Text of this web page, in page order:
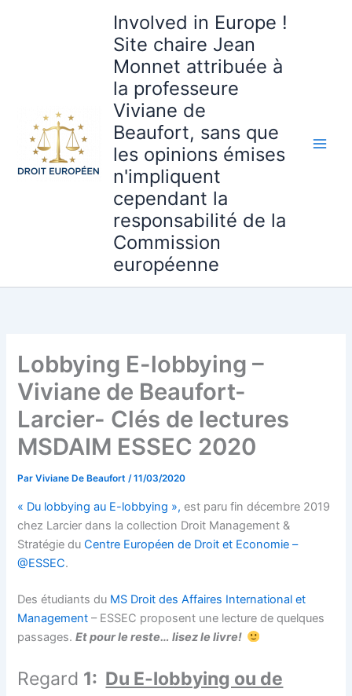
Involved in Europe !
Site chaire Jean
Monnet attribuée à
la professeure
Viviane de
Beaufort, sans que
les opinions émises
n'impliquent
cependant la
responsabilité de la
Commission
européenne
Lobbying E-lobbying –
Viviane de Beaufort-
Larcier- Clés de lectures
MSDAIM ESSEC 2020
ParViviane De Beaufort/11/03/2020
« Du lobbying au E-lobbying », est paru fin décembre 2019
chez Larcier dans la collection Droit Management &
Stratégie duCentre Européen de Droit et Economie –
@ESSEC.
Des étudiants du MS Droit des Affaires International et
Management – ESSEC proposent une lecture de quelques
passages.Et pour le reste… lisez le livre!
Regard 1: Du E-lobbying ou de